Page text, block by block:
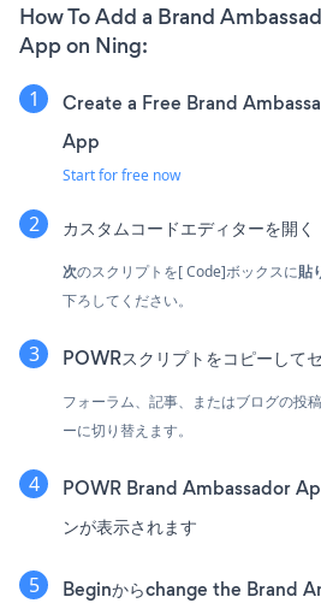
How To Add a Brand
App on Ning:
Create a Free Brand
App
Start for free now
カスタムコードエディターを開く
次のスクリプトを[ Code]ボックスに貼
下ろしてください。
POWRスクリプトをコピーして
フォーラム、記事、またはブログの投
ーに切り替えます。
POWR Brand Ambassador
ンが表示されます
Beginからchange the Brand